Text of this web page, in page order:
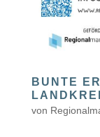
BUNTE
von